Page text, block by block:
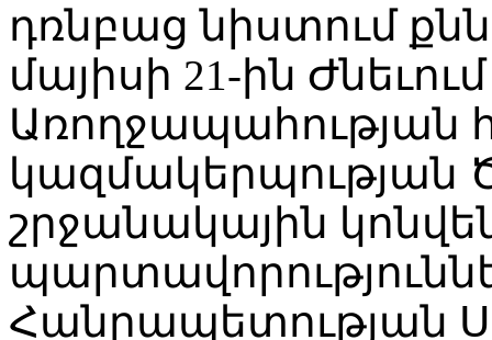
դռնբաց նիստում
մայիսի 21-ին
Առողջապահության
շրջանակային
Հանրապետության